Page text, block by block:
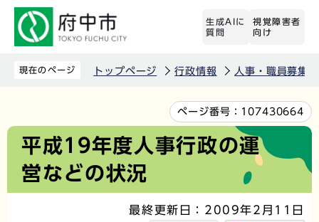
先
生成AIに
質問
視覚障害者
向け
現在のページ トップページ 行政情報 人事・職員募集
文
か
ページ番号： 107430664
平成19年度人事行政の運
営などの状況
最終更新日：2009年2月11日